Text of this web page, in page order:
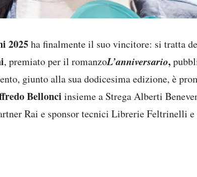
2025ha finalmente il suo vincitore: si tratta
, premiato per il romanzoL’anniversario,
giunto alla sua dodicesima edizione, è
Bellonci insieme a Strega Alberti
Rai e sponsor tecnici Librerie Feltrinelli